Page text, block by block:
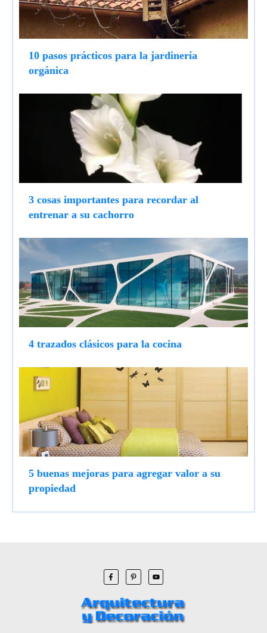
10 pasos prácticos para la jardinería
orgánica
3 cosas importantes para recordar al
entrenar a su cachorro
4 trazados clásicos para la cocina
5 buenas mejoras para agregar valor a su
propiedad